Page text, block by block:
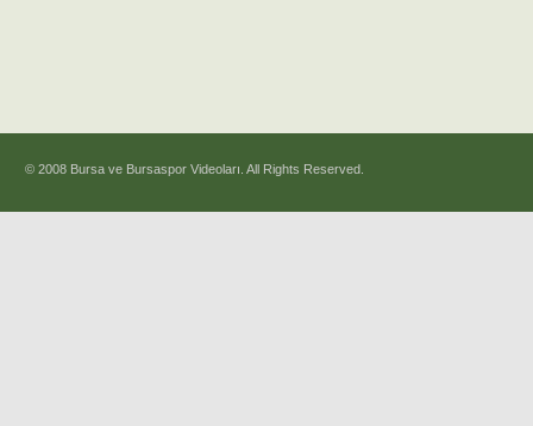
© 2008 Bursa ve Bursaspor Videoları. All Rights Reserved.